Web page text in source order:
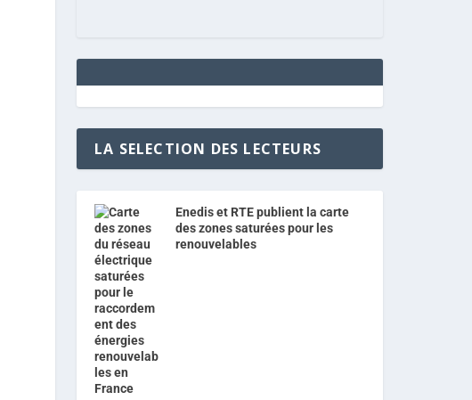
LA SELECTION DES LECTEURS
Enedis et RTE publient la carte
des zones saturées pour les
renouvelables